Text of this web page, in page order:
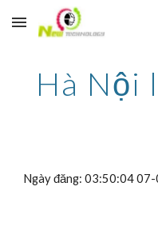
Skip to main content
Hà Nội
Ngày đăng: 03:50:04